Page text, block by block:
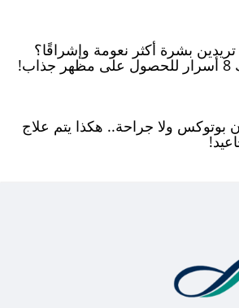
بشرة أكثر نعومة وإشراقًا؟
بوتوكس ولا جراحة.. هكذا يتم علاج